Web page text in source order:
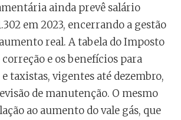
ainda prevê salário
em 2023, encerrando a gestão
real. A tabela do Imposto
correção e os benefícios para
taxistas, vigentes até dezembro,
de manutenção. O mesmo
ao aumento do vale gás, que